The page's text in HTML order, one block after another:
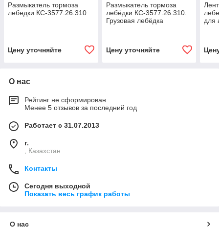
Размыкатель тормоза
лебедки КС-3577.26.310
Цену уточняйте
Размыкатель тормоза
лебёдки КС-3577.26.310.
Грузовая лебёдка
Цену уточняйте
для
О нас
Рейтинг не сформирован
Менее 5 отзывов за последний год
Работает с 31.07.2013
г.
, Казахстан
Контакты
Сегодня выходной
Показать весь график работы
О нас